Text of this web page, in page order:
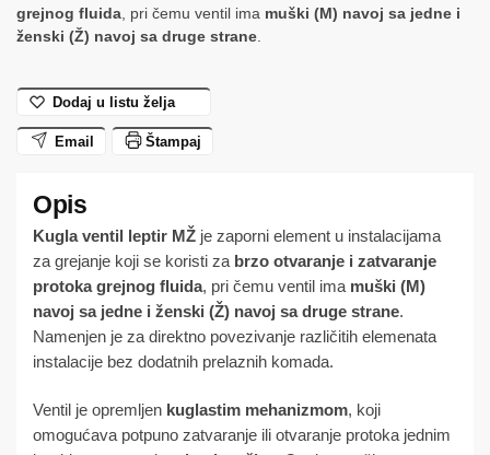
grejnog fluida , pri čemu ventil ima muški (M) navoj sa jedne i
ženski (Ž) navoj sa druge strane
Dodaj u listu želja
Email Štampaj
Kugla ventil leptir MŽ je zaporni element u instalacijama
za grejanje koji se koristi za brzo otvaranje i zatvaranje
protoka grejnog fluida, pri čemu ventil ima muški (M)
navoj sa jedne i ženski (Ž) navoj sa druge strane.
Namenjen je za direktno povezivanje različitih elemenata
instalacije bez dodatnih prelaznih komada.
Ventil je opremljen kuglastim mehanizmom, koji
omogućava potpuno zatvaranje ili otvaranje protoka jednim